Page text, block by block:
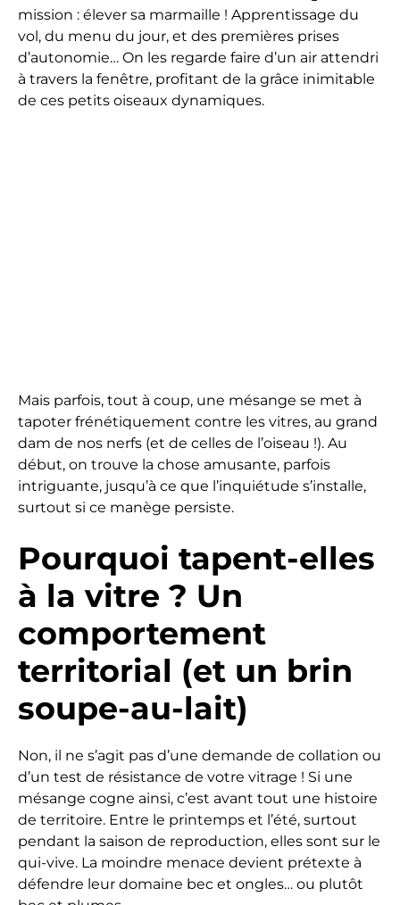
mission : élever sa marmaille ! Apprentissage du
vol, du menu du jour, et des premières prises
d’autonomie… On les regarde faire d’un air attendri
à travers la fenêtre, profitant de la grâce inimitable
de ces petits oiseaux dynamiques.
Mais parfois, tout à coup, une mésange se met à
tapoter frénétiquement contre les vitres, au grand
dam de nos nerfs (et de celles de l’oiseau !). Au
début, on trouve la chose amusante, parfois
intriguante, jusqu’à ce que l’inquiétude s’installe,
surtout si ce manège persiste.
Pourquoi tapent-elles
à la vitre ? Un
comportement
territorial (et un brin
soupe-au-lait)
Non, il ne s’agit pas d’une demande de collation ou
d’un test de résistance de votre vitrage ! Si une
mésange cogne ainsi, c’est avant tout une histoire
de territoire. Entre le printemps et l’été, surtout
pendant la saison de reproduction, elles sont sur le
qui-vive. La moindre menace devient prétexte à
défendre leur domaine bec et ongles… ou plutôt